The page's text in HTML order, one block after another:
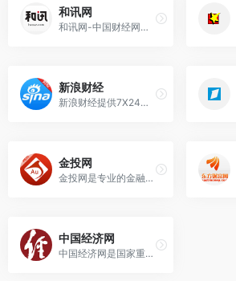
和讯网
和讯网-中国财经网络领袖和中产阶级网络家园，创立于1996年，为您全方位提供财经资讯及全球金融市场行情，覆盖股票、基金、期货、股指期货、外汇、债券、保险、银行、
新浪财经
新浪财经提供7X24小时财经资讯及全球金融市场报价，覆盖股票、债券、基金、期货、信托、理财、管理等多种面向个人和企业的服务。
金投网
金投网是专业的金融投资服务平台，全方位提供金融市场行情及行业资讯，包括国际国内黄金、金价、黄金投资、黄金交易、黄金价格行情、黄金现价实时行情等内容，聚力为广大投
中国经济网
中国经济网是国家重点新闻网站中唯一以经济报道为中心的综合新闻网站，每日采写大量经济新闻，同时整合国内主要媒体经济新闻及信息，为政府部门、企业决策提供权威的参考依